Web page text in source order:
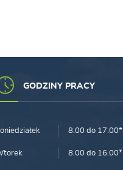
GODZINY PRACY
8.00 do 17.00*
8.00 do 16.00*